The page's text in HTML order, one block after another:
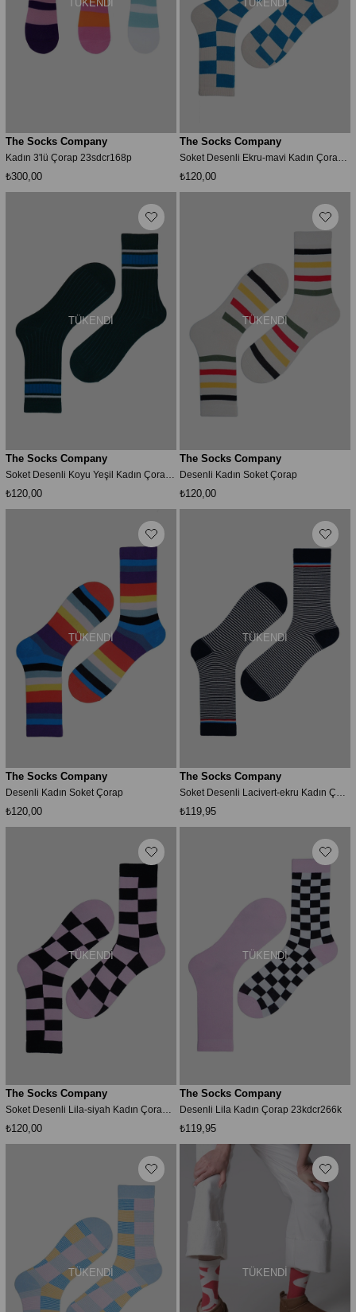
TÜKENDI
The Socks Company
Kadın 3'lü Çorap 23sdcr168p
₺300,00
TÜKENDI
The Socks Company
₺120,00
TÜKENDI
The Socks Company
Soket Desenli Koyu Yeşil Kadın Çorap 23kdcr278k
₺120,00
TÜKENDI
The Socks Company
Desenli Kadın Soket Çorap
₺120,00
TÜKENDI
The Socks Company
Desenli Kadın Soket Çorap
₺120,00
TÜKENDI
The Socks Company
₺119,95
TÜKENDI
The Socks Company
Soket Desenli Lila-siyah Kadın Çorap 23kdcr275k
₺120,00
TÜKENDI
The Socks Company
Desenli Lila Kadın Çorap 23kdcr266k
₺119,95
TÜKENDI TÜKENDI